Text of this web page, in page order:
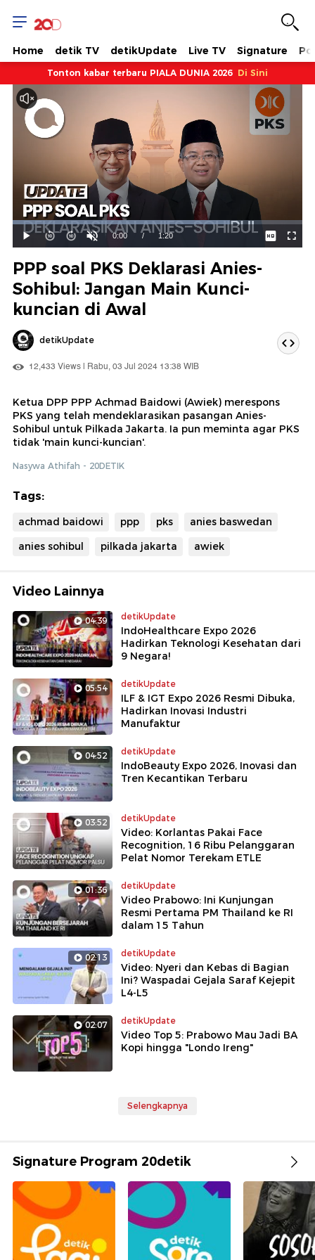
Home detik TV detikUpdate Live TV Signature
Tonton kabar terbaru PIALA DUNIA 2026 Di Sini
Mainkan
Suara
Hidup
Waktu
0:00 / Durasi
1:20
Dimuat:
75.05%
PPP soal PKS Deklarasi Anies-
Sohibul: Jangan Main Kunci-
kuncian di Awal
detikUpdate
12,433 Views | Rabu, 03 Jul 2024 13:38 WIB
Ketua DPP PPP Achmad Baidowi (Awiek) merespons
PKS yang telah mendeklarasikan pasangan Anies-
Sohibul untuk Pilkada Jakarta. Ia pun meminta agar PKS
tidak 'main kunci-kuncian'.
Nasywa Athifah - 20DETIK
Tags:
achmad baidowi ppp pks
anies baswedan
anies sohibul
pilkada jakarta awiek
Video Lainnya
04:39 detikUpdate
IndoHealthcare Expo 2026
Hadirkan Teknologi Kesehatan dari
9 Negara!
05:54 detikUpdate
ILF & IGT Expo 2026 Resmi Dibuka,
Hadirkan Inovasi Industri
Manufaktur
04:52 detikUpdate
IndoBeauty Expo 2026, Inovasi dan
Tren Kecantikan Terbaru
03:52 detikUpdate
Video: Korlantas Pakai Face
Recognition, 16 Ribu Pelanggaran
Pelat Nomor Terekam ETLE
01:36 detikUpdate
Video Prabowo: Ini Kunjungan
Resmi Pertama PM Thailand ke RI
dalam 15 Tahun
02:13 detikUpdate
Video: Nyeri dan Kebas di Bagian
Ini? Waspadai Gejala Saraf Kejepit
L4-L5
02:07 detikUpdate
Video Top 5: Prabowo Mau Jadi BA
Kopi hingga "Londo Ireng"
Selengkapnya
Signature Program 20detik